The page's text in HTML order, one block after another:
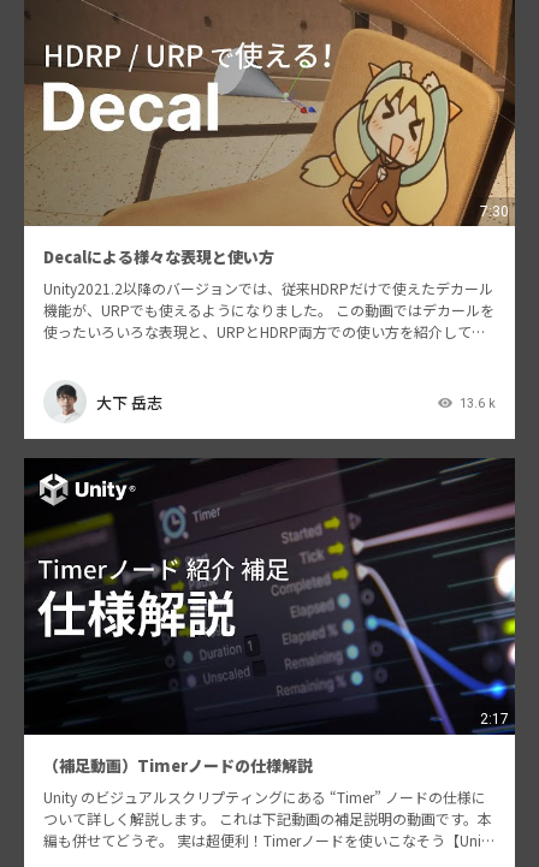
7:30
Decalによる様々な表現と使い方
Unity2021.2以降のバージョンでは、従来HDRPだけで使えたデカール
機能が、URPでも使えるようになりました。 この動画ではデカールを
使ったいろいろな表現と、URPとHDRP両方での使い方を紹介してい
大下 岳志 13.6 k
2:17
（補足動画）Timerノードの仕様解説
Unity のビジュアルスクリプティングにある “Timer” ノードの仕様に
ついて詳しく解説します。 これは下記動画の補足説明の動画です。本
編も併せてどうぞ。 実は超便利！Timerノードを使いこなそう【Unit